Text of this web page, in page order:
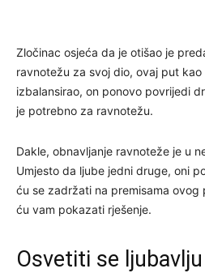
Zločinac osjeća da je otišao je
ravnotežu za svoj dio, ovaj put
izbalansirao, on ponovo povrijedi
je potrebno za ravnotežu.
Dakle, obnavljanje ravnoteže je u
Umjesto da ljube jedni druge, oni
ću se zadržati na premisama ovog
ću vam pokazati rješenje.
Osvetiti se ljubavlju